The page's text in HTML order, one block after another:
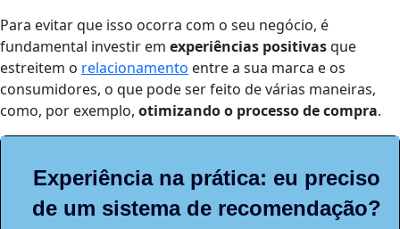
Para evitar que isso ocorra com o seu negócio, é
fundamental investir em experiências positivasque
estreitem o relacionamento entre a sua marca e os
consumidores, o que pode ser feito de várias maneiras,
como, por exemplo, otimizando o processo de compra.
Experiência na prática: eu preciso
de um sistema de recomendação?